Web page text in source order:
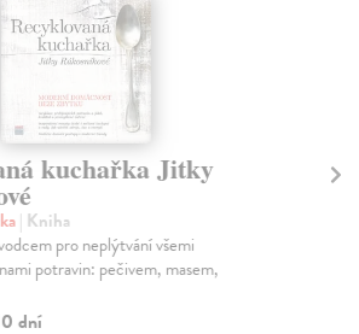
kuchařka Jitky
| Kniha
pro neplýtvání všemi
potravin: pečivem, masem,
dní